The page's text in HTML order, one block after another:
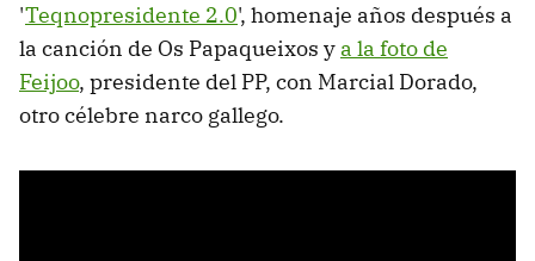
'Teqnopresidente 2.0', homenaje años después a
la canción de Os Papaqueixos y a la foto de
Feijoo, presidente del PP, con Marcial Dorado,
otro célebre narco gallego.